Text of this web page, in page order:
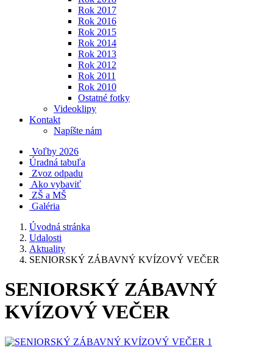
Rok 2017
Rok 2016
Rok 2015
Rok 2014
Rok 2013
Rok 2012
Rok 2011
Rok 2010
Ostatné fotky
Videoklipy
Kontakt
Napíšte nám
Voľby 2026
Úradná tabuľa
Zvoz odpadu
Ako vybaviť
ZŠ a MŠ
Galéria
Úvodná stránka
Udalosti
Aktuality
SENIORSKÝ ZÁBAVNÝ KVÍZOVÝ VEČER
SENIORSKÝ ZÁBAVNÝ
KVÍZOVÝ VEČER